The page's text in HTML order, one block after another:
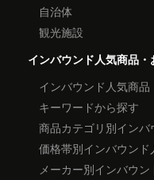
自治体
観光施設
インバウンド人気商品・
インバウンド人気商
キーワードから探す
商品カテゴリ別イン
価格帯別インバウン
メーカー別インバウ